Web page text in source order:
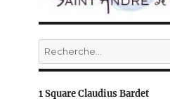
Recherche
pour :
1 Square Claudius Bardet